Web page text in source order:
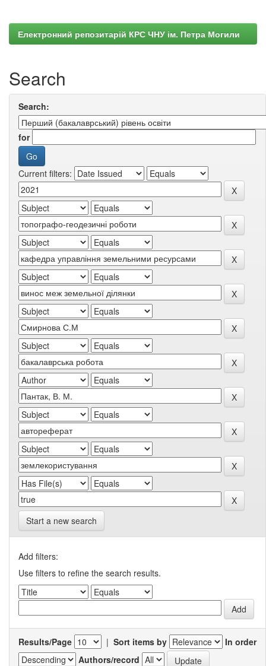
Електронний репозитарій КРС ЧНУ ім. Петра Могили
Search
Search:
for
Current filters:
Start a new search
Add filters:
Use filters to refine the search results.
Results/Page | Sort items by
In order
Authors/record